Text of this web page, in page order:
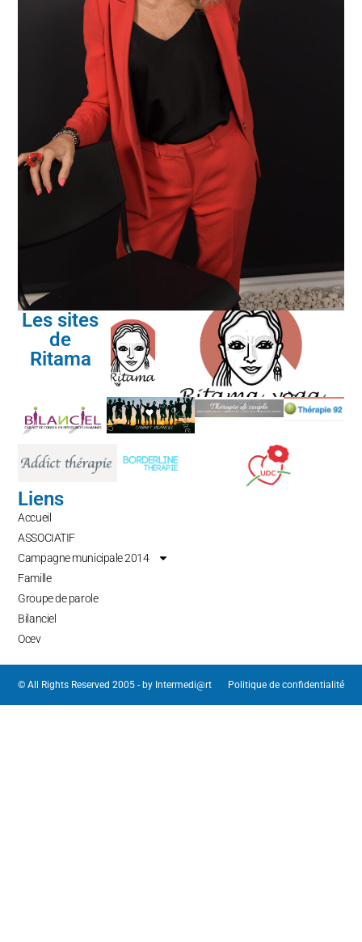
Les sites
de
Ritama
Liens
Accueil
ASSOCIATIF
Campagne municipale 2014
Famille
Groupe de parole
Bilanciel
Ocev
© All Rights Reserved 2005 - by Intermedi@rt Politique de confidentialité